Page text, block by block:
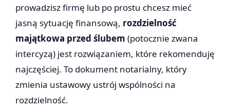
prowadzisz firmę lub po prostu chcesz mieć
jasną sytuację finansową, rozdzielność
majątkowa przed ślubem (potocznie zwana
intercyzą) jest rozwiązaniem, które rekomenduję
najczęściej. To dokument notarialny, który
zmienia ustawowy ustrój wspólności na
rozdzielność.